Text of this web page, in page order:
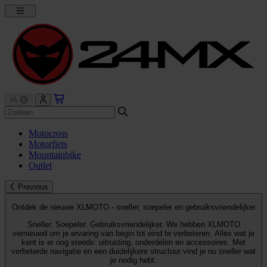
Motocross
Motorfiets
Mountainbike
Outlet
Previous
Ontdek de nieuwe XLMOTO - sneller, soepeler en gebruiksvriendelijker
Sneller. Soepeler. Gebruiksvriendelijker. We hebben XLMOTO
vernieuwd om je ervaring van begin tot eind te verbeteren. Alles wat je
kent is er nog steeds: uitrusting, onderdelen en accessoires. Met
verbeterde navigatie en een duidelijkere structuur vind je nu sneller wat
je nodig hebt.